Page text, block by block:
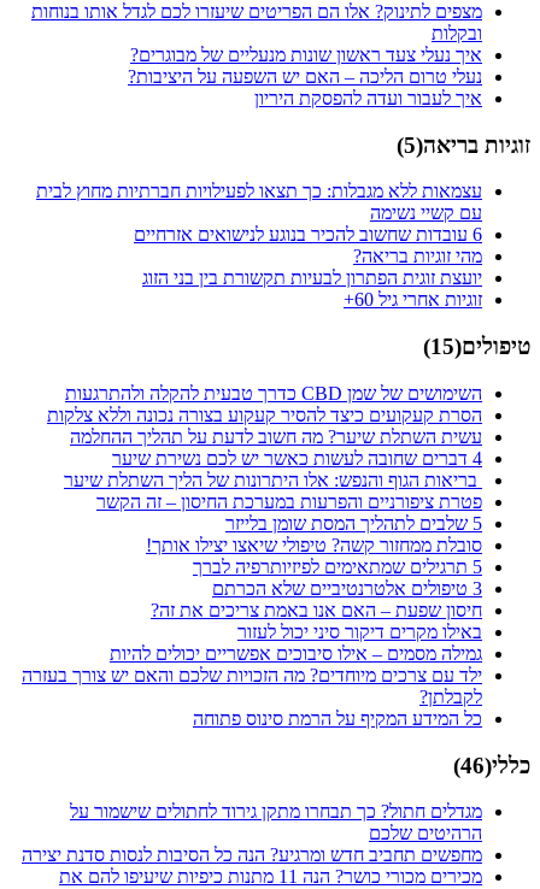
מצפים לתינוק? אלו הם הפריטים שיעזרו לכם לגדל אותו בנוחות
ובקלות
איך נעלי צעד ראשון שונות מנעליים של מבוגרים?
נעלי טרום הליכה – האם יש השפעה על היציבות?
איך לעבור ועדה להפסקת היריון
זוגיות בריאה(
5
)
עצמאות ללא מגבלות: כך תצאו לפעילויות חברתיות מחוץ לבית
עם קשיי נשימה
6 עובדות שחשוב להכיר בנוגע לנישואים אזרחיים
מהי זוגיות בריאה?
יועצת זוגית הפתרון לבעיות תקשורת בין בני הזוג
זוגיות אחרי גיל 60+
טיפולים(
15
)
השימושים של שמן CBD כדרך טבעית להקלה ולהתרגעות
הסרת קעקועים כיצד להסיר קעקוע בצורה נכונה וללא צלקות
עשית השתלת שיער? מה חשוב לדעת על תהליך ההחלמה
4 דברים שחובה לעשות כאשר יש לכם נשירת שיער
בריאות הגוף והנפש: אלו היתרונות של הליך השתלת שיער
פטרת ציפורניים והפרעות במערכת החיסון – זה הקשר
5 שלבים לתהליך המסת שומן בלייזר
סובלת ממחזור קשה? טיפולי שיאצו יצילו אותך!
5 תרגילים שמתאימים לפיזיותרפיה לברך
3 טיפולים אלטרנטיביים שלא הכרתם
חיסון שפעת – האם אנו באמת צריכים את זה?
באילו מקרים דיקור סיני יכול לעזור
גמילה מסמים – אילו סיבוכים אפשריים יכולים להיות
ילד עם צרכים מיוחדים? מה הזכויות שלכם והאם יש צורך בעזרה
לקבלתן?
כל המידע המקיף על הרמת סינוס פתוחה
כללי(
46
)
מגדלים חתול? כך תבחרו מתקן גירוד לחתולים שישמור על
הרהיטים שלכם
מחפשים תחביב חדש ומרגיע? הנה כל הסיבות לנסות סדנת יצירה
מכירים מכורי כושר? הנה 11 מתנות כיפיות שיעיפו להם את